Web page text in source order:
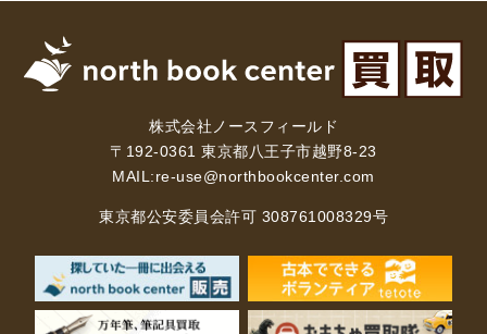
株式会社ノースフィールド
〒192-0361 東京都八王子市越野8-23
MAIL:re-use@northbookcenter.com
東京都公安委員会許可 308761008329号